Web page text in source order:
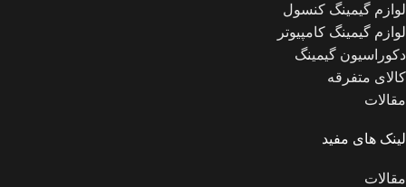
لوازم گیمینگ کنسول
لوازم گیمینگ کامپیوتر
دکوراسیون گیمینگ
کالای متفرقه
مقالات
لینک های مفید
مقالات